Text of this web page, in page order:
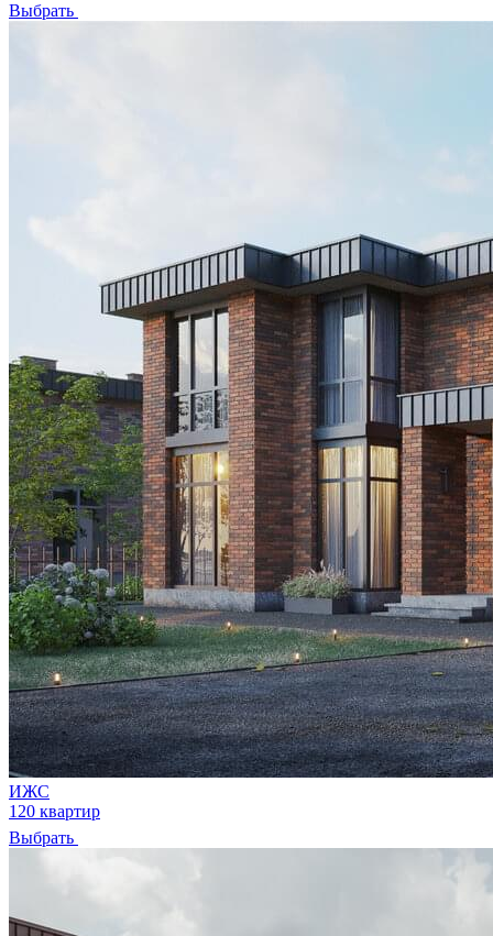
Выбрать
ИЖС
120 квартир
Выбрать